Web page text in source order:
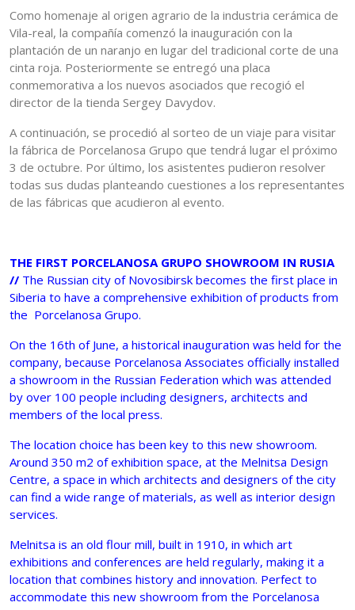
Como homenaje al origen agrario de la industria cerámica de
Vila-real, la compañía comenzó la inauguración con la
plantación de un naranjo en lugar del tradicional corte de una
cinta roja. Posteriormente se entregó una placa
conmemorativa a los nuevos asociados que recogió el
director de la tienda Sergey Davydov.
A continuación, se procedió al sorteo de un viaje para visitar
la fábrica de Porcelanosa Grupo que tendrá lugar el próximo
3 de octubre. Por último, los asistentes pudieron resolver
todas sus dudas planteando cuestiones a los representantes
de las fábricas que acudieron al evento.
THE FIRST PORCELANOSA GRUPO SHOWROOM IN RUSIA
// The Russian city of Novosibirsk becomes the first place in
Siberia to have a comprehensive exhibition of products from
the Porcelanosa Grupo.
On the 16th of June, a historical inauguration was held for the
company, because Porcelanosa Associates officially installed
a showroom in the Russian Federation which was attended
by over 100 people including designers, architects and
members of the local press.
The location choice has been key to this new showroom.
Around 350 m2 of exhibition space, at the Melnitsa Design
Centre, a space in which architects and designers of the city
can find a wide range of materials, as well as interior design
services.
Melnitsa is an old flour mill, built in 1910, in which art
exhibitions and conferences are held regularly, making it a
location that combines history and innovation. Perfect to
accommodate this new showroom from the Porcelanosa